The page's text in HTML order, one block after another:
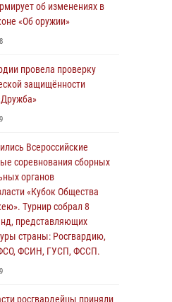
Юрий Аверин выступил на
участие в
безопасности во
Дня ВДВ
Псковские росгвардейцы
на улицу Труда
об изменениях в
«Об оружии»
провела проверку
защищённости
Всероссийские
соревнования сборных
органов
«Кубок Общества
Турнир собрал 8
представляющих
страны: Росгвардию,
ФСИН, ГУСП, ФССП.
росгвардейцы приняли